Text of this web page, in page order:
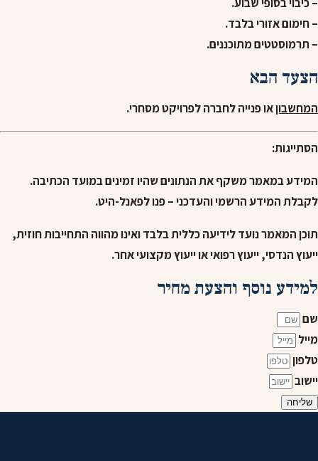
– חימום אזורי בלבד.
– תרמוסטטים מתוכננים.
הצעד הבא
המחשבוןאו פנייה לחברה לפרויקט מסחרי.
הסתייגות:
המידע במאמר משקף את הנתונים שהיו זמינים במועד הכתיבה.
לקבלת המידע הרשמי והעדכני – פנו לפאנל-היט.
תוכן המאמר נועד לידיעה כללית בלבד ואינו מהווה התחייבות חוזית,
ייעוץ הנדסי, ייעוץ רפואי או ייעוץ מקצועי אחר.
למידע נוסף והצעת מחיר
שם
מייל
טלפון
יישוב
שליחה